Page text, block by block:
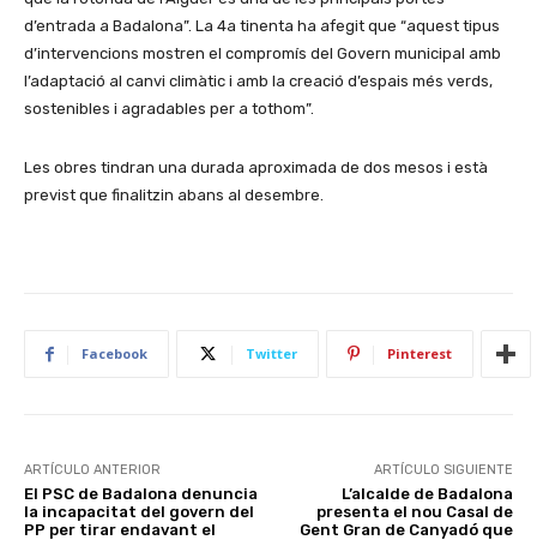
d’entrada a Badalona”. La 4a tinenta ha afegit que “aquest tipus
d’intervencions mostren el compromís del Govern municipal amb
l’adaptació al canvi climàtic i amb la creació d’espais més verds,
sostenibles i agradables per a tothom”.
Les obres tindran una durada aproximada de dos mesos i està
previst que finalitzin abans al desembre.
Facebook Twitter Pinterest
ARTÍCULO ANTERIOR
El PSC de Badalona denuncia
la incapacitat del govern del
PP per tirar endavant el
ARTÍCULO SIGUIENTE
L’alcalde de Badalona
presenta el nou Casal de
Gent Gran de Canyadó que